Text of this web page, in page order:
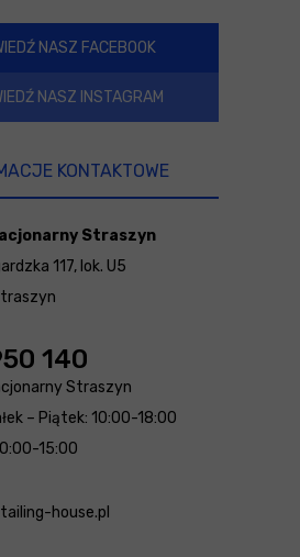
NASZ FACEBOOK
NASZ INSTAGRAM
KONTAKTOWE
Straszyn
117, lok. U5
140
Straszyn
– Piątek: 10:00-18:00
15:00
house.pl